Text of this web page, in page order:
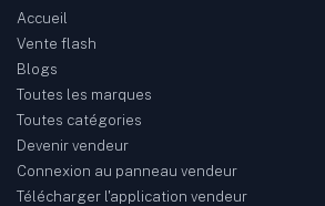
Accueil
Vente flash
Blogs
Toutes les marques
Toutes catégories
Devenir vendeur
Connexion au panneau vendeur
Télécharger l'application vendeur